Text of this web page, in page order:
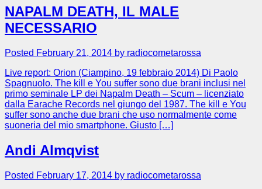
NAPALM DEATH, IL MALE
NECESSARIO
Posted February 21, 2014 by radiocometarossa
Live report: Orion (Ciampino, 19 febbraio 2014) Di Paolo
Spagnuolo. The kill e You suffer sono due brani inclusi nel
primo seminale LP dei Napalm Death – Scum – licenziato
dalla Earache Records nel giungo del 1987. The kill e You
suffer sono anche due brani che uso normalmente come
suoneria del mio smartphone. Giusto […]
Andi Almqvist
Posted February 17, 2014 by radiocometarossa